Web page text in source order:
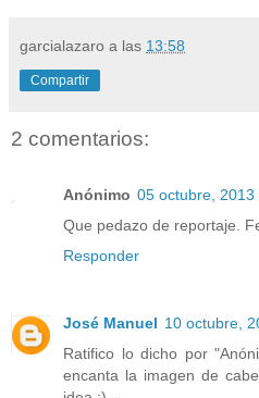
garcialazaro a las 13:58
Compartir
2 comentarios:
Anónimo 05 octubre, 2013
Que pedazo de reportaje.
Responder
José Manuel 10 octubre,
Ratifico lo dicho por
encanta la imagen de